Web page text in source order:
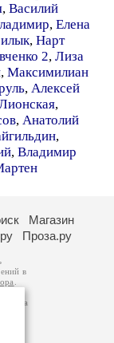
, Василий
, Елена
, Нарт
2, Лиза
, Максимилиан
, Алексей
,
, Анатолий
,
, Владимир
Магазин
Проза.ру
в
за